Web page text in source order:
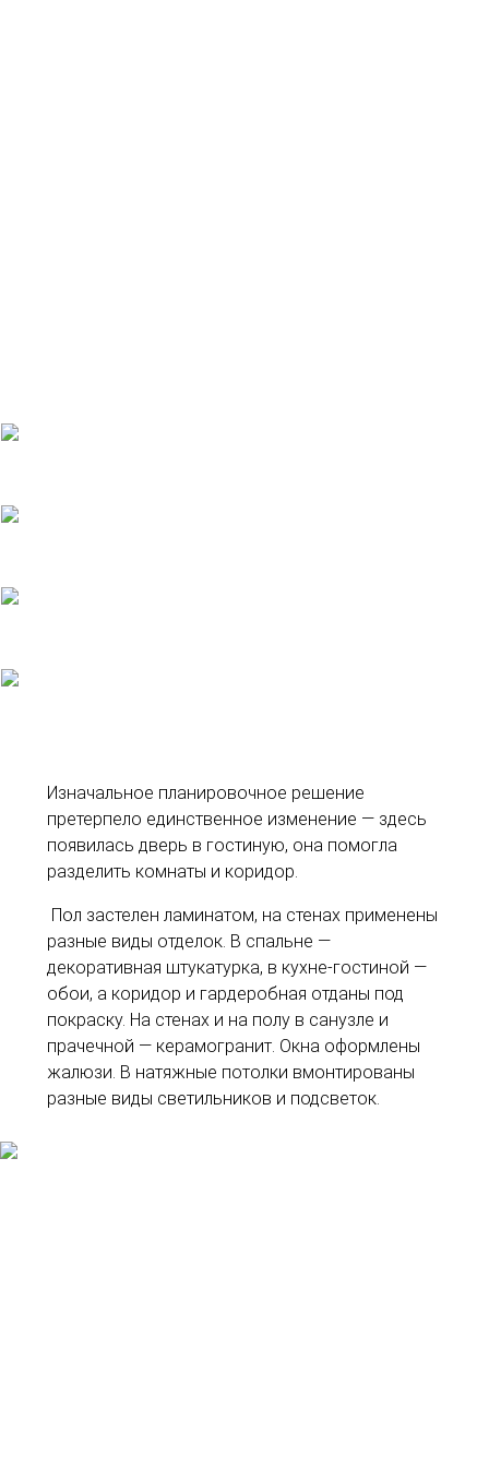
Изначальное планировочное решение
претерпело единственное изменение — здесь
появилась дверь в гостиную, она помогла
разделить комнаты и коридор.
Пол застелен ламинатом, на стенах применены
разные виды отделок. В спальне —
декоративная штукатурка, в кухне-гостиной —
обои, а коридор и гардеробная отданы под
покраску. На стенах и на полу в санузле и
прачечной — керамогранит. Окна оформлены
жалюзи. В натяжные потолки вмонтированы
разные виды светильников и подсветок.